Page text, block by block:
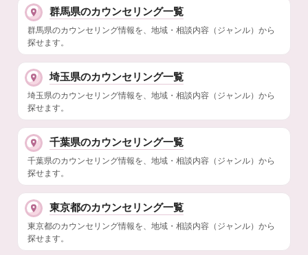
群馬県のカウンセリング一覧
群馬県のカウンセリング情報を、地域・相談内容（ジャンル）から
探せます。
埼玉県のカウンセリング一覧
埼玉県のカウンセリング情報を、地域・相談内容（ジャンル）から
探せます。
千葉県のカウンセリング一覧
千葉県のカウンセリング情報を、地域・相談内容（ジャンル）から
探せます。
東京都のカウンセリング一覧
東京都のカウンセリング情報を、地域・相談内容（ジャンル）から
探せます。